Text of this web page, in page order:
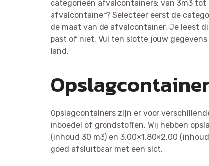
categorieën afvalcontainers: van 3m3 tot
afvalcontainer? Selecteer eerst de
de maat van de afvalcontainer. Je leest
past of niet. Vul ten slotte jouw
land.
Opslagcontainers zijn er voor
inboedel of grondstoffen. Wij hebben
(inhoud 30 m3) en 3,00×1,80×2,00
goed afsluitbaar met een slot.